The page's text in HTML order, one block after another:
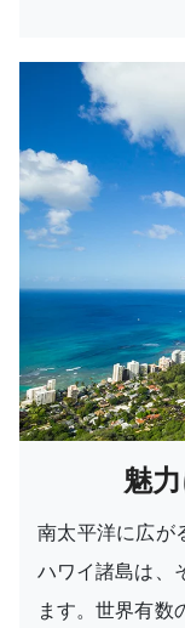
魅
南太平洋に広が
ハワイ諸島は、
ます。世界有数